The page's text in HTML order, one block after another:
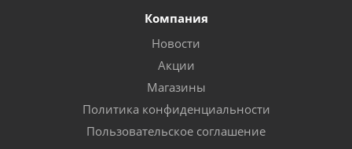
Компания
Новости
Акции
Магазины
Политика конфиденциальности
Пользовательское соглашение